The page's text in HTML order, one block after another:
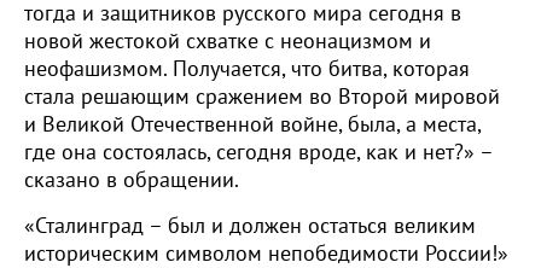
тогда и защитников русского мира сегодня в
новой жестокой схватке с неонацизмом и
неофашизмом. Получается, что битва, которая
стала решающим сражением во Второй мировой
и Великой Отечественной войне, была, а места,
где она состоялась, сегодня вроде, как и нет?» –
сказано в обращении.
«Сталинград – был и должен остаться великим
историческим символом непобедимости России!»